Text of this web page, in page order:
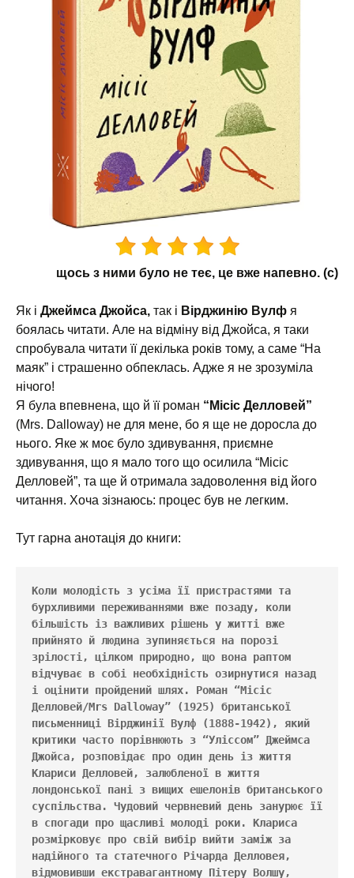
щось з ними було не теє, це вже напевно. (с)
Як і Джеймса Джойса, так і Вірджинію Вулф я
боялась читати. Але на відміну від Джойса, я таки
спробувала читати її декілька років тому, а саме “На
маяк” і страшенно обпеклась. Адже я не зрозуміла
нічого!
Я була впевнена, що й її роман “Місіс Делловей”
(Mrs. Dalloway) не для мене, бо я ще не доросла до
нього. Яке ж моє було здивування, приємне
здивування, що я мало того що осилила “Місіс
Делловей”, та ще й отримала задоволення від його
читання. Хоча зізнаюсь: процес був не легким.
Тут гарна анотація до книги:
Коли молодість з усіма її пристрастями та
бурхливими переживаннями вже позаду, коли
більшість із важливих рішень у житті вже
прийнято й людина зупиняється на порозі
зрілості, цілком природно, що вона раптом
відчуває в собі необхідність озирнутися назад
і оцінити пройдений шлях. Роман “Місіс
Делловей/Mrs Dalloway” (1925) британської
письменниці Вірджинії Вулф (1888-1942), який
критики часто порівнюють з “Уліссом” Джеймса
Джойса, розповідає про один день із життя
Клариси Делловей, залюбленої в життя
лондонської пані з вищих ешелонів британського
суспільства. Чудовий червневий день занурює її
в спогади про щасливі молоді роки. Клариса
розмірковує про свій вибір вийти заміж за
надійного та статечного Річарда Делловея,
відмовивши екстравагантному Пітеру Волшу,